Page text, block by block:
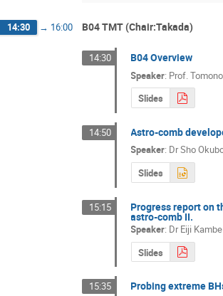
14:30 → 16:00 B04 TMT (Chair:Takada)
14:30 B04 Overview
Speaker: Prof.
Slides
14:50 Astro-comb
Speaker: DrSho
Slides
15:15 Progress report on
astro-comb II.
Speaker: DrEiji Kambe
Slides
15:35 Probing extreme